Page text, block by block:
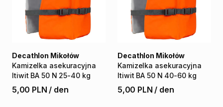
Kamizelka asekuracyjna
Itiwit BA 50 N 25-40 kg
Decathlon Mikołów
5,00 PLN / den
Kamizelka asekuracyjna
Itiwit BA 50 N 40-60 kg
Decathlon Mikołów
5,00 PLN / den